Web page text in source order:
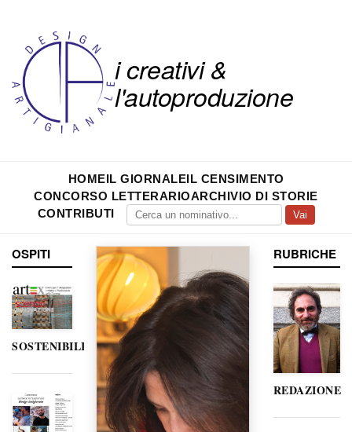
i creativi &
l'autoproduzione
HOMEIL GIORNALEIL CENSIMENTO
CONCORSO LETTERARIOARCHIVIO DI STORIE
CONTRIBUTI
Vai
OSPITI
SOSTENIBILITÀ
RUBRICHE
REDAZIONE